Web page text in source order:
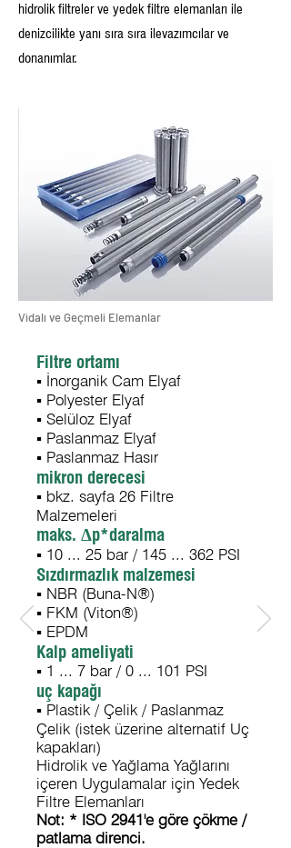
hidrolik filtreler ve yedek filtre elemanları ile
denizcilikte yanı sıra sıra ilevazımcılar ve
donanımlar.
Vidalı ve Geçmeli Elemanlar
Filtre ortamı
▪ İnorganik Cam Elyaf
▪ Polyester Elyaf
▪ Selüloz Elyaf
▪ Paslanmaz Elyaf
▪ Paslanmaz Hasır
mikron derecesi
▪ bkz. sayfa 26 Filtre
Malzemeleri
maks. Δp*daralma
▪ 10 ... 25 bar / 145 ... 362 PSI
Sızdırmazlık malzemesi
▪ NBR (Buna-N®)
▪ FKM (Viton®)
▪ EPDM
Kalp ameliyati
▪ 1 ... 7 bar / 0 ... 101 PSI
uç kapağı
▪ Plastik / Çelik / Paslanmaz
Çelik (istek üzerine alternatif Uç
kapakları)
Hidrolik ve Yağlama Yağlarını
içeren Uygulamalar için Yedek
Filtre Elemanları
Not: * ISO 2941'e göre çökme /
patlama direnci.